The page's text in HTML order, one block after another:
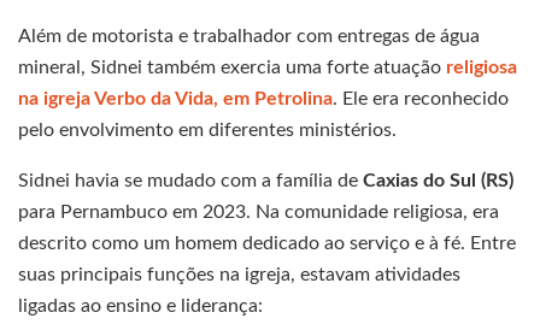
Além de motorista e trabalhador com entregas de água
mineral, Sidnei também exercia uma forte atuação religiosa
na igreja Verbo da Vida, em Petrolina. Ele era reconhecido
pelo envolvimento em diferentes ministérios.
Sidnei havia se mudado com a família de Caxias do Sul (RS)
para Pernambuco em 2023. Na comunidade religiosa, era
descrito como um homem dedicado ao serviço e à fé. Entre
suas principais funções na igreja, estavam atividades
ligadas ao ensino e liderança: